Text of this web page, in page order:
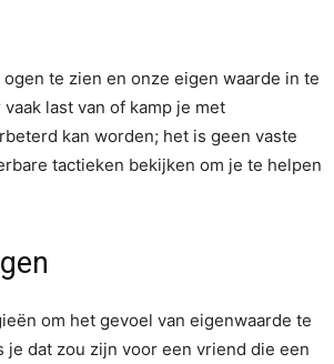
te zien en onze eigen waarde in te
last van of kamp je met
kan worden; het is geen vaste
tactieken bekijken om je te helpen
om het gevoel van eigenwaarde te
dat zou zijn voor een vriend die een